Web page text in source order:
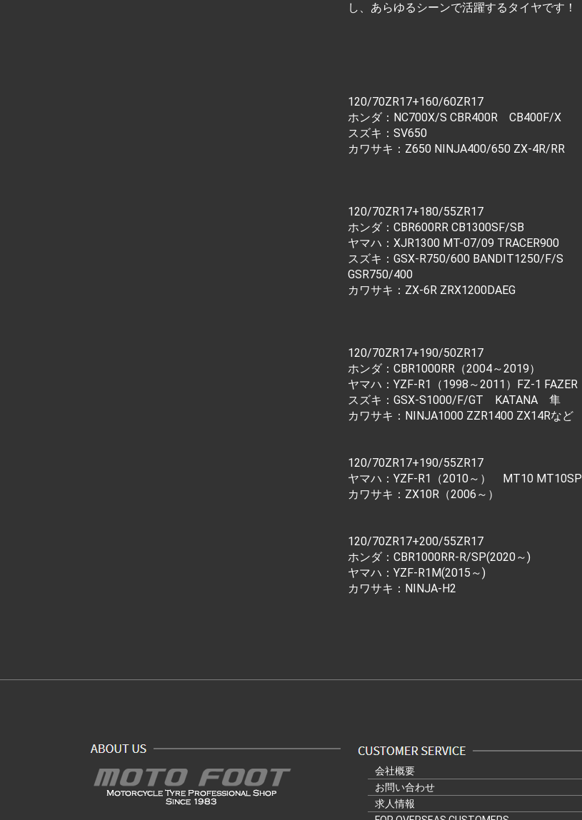
し、あらゆるシーンで活躍するタイヤです！
120/70ZR17+160/60ZR17
ホンダ：NC700X/S CBR400R CB400F/X
スズキ：SV650
カワサキ：Z650 NINJA400/650 ZX-4R/RR
120/70ZR17+180/55ZR17
ホンダ：CBR600RR CB1300SF/SB
ヤマハ：XJR1300 MT-07/09 TRACER900
スズキ：GSX-R750/600 BANDIT1250/F/S
GSR750/400
カワサキ：ZX-6R ZRX1200DAEG
120/70ZR17+190/50ZR17
ホンダ：CBR1000RR（2004～2019）
ヤマハ：YZF-R1（1998～2011）FZ-1 FAZER
スズキ：GSX-S1000/F/GT KATANA 隼
カワサキ：NINJA1000 ZZR1400 ZX14Rなど
120/70ZR17+190/55ZR17
ヤマハ：YZF-R1（2010～） MT10 MT10SP
カワサキ：ZX10R（2006～）
120/70ZR17+200/55ZR17
ホンダ：CBR1000RR-R/SP(2020～)
ヤマハ：YZF-R1M(2015～)
カワサキ：NINJA-H2
会社概要
お問い合わせ
求人情報